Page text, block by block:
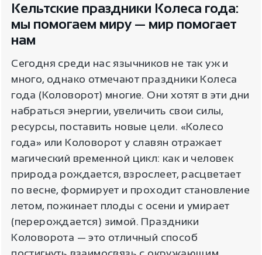
Кельтские праздники Колеса года:
мы помогаем миру — мир помогает
нам
Сегодня среди нас язычников не так уж и
много, однако отмечают праздники Колеса
года (Коловорот) многие. Они хотят в эти дни
набраться энергии, увеличить свои силы,
ресурсы, поставить новые цели. «Колесо
года» или Коловорот у славян отражает
магический временной цикл: как и человек
природа рождается, взрослеет, расцветает
по весне, формирует и проходит становление
летом, пожинает плоды с осени и умирает
(перерождается) зимой. Праздники
Коловорота — это отличный способ